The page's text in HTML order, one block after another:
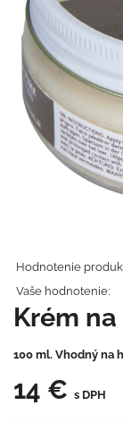
Hodnotenie
Vaše hodnotenie:
Krém na
100 ml. Vhodný na
14 € s DPH